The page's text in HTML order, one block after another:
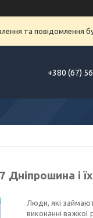
та повідомлення
+380 (67)
і
Люди, які
виконанні важкої